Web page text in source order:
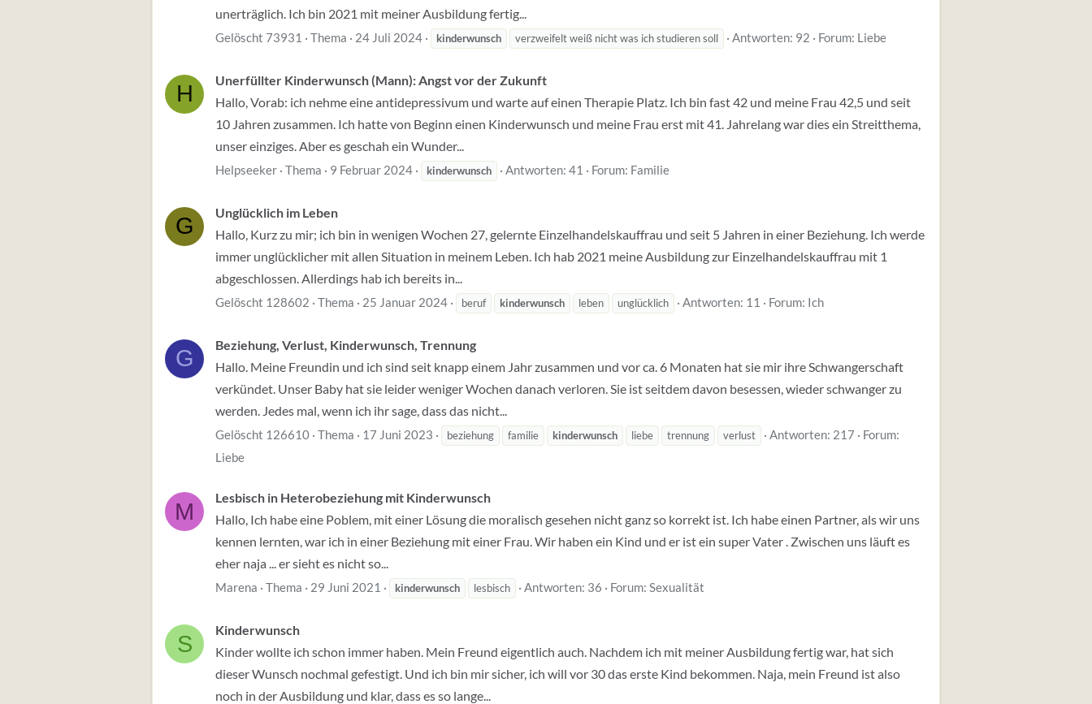
unerträglich. Ich bin 2021 mit meiner Ausbildung fertig...
Gelöscht 73931 Thema 24 Juli 2024 kinderwunsch verzweifelt weiß nicht was ich studieren soll Antworten: 92 Forum: Liebe
H
Unerfüllter Kinderwunsch (Mann): Angst vor der Zukunft
Hallo, Vorab: ich nehme eine antidepressivum und warte auf einen Therapie Platz. Ich bin fast 42 und meine Frau 42,5 und seit
10 Jahren zusammen. Ich hatte von Beginn einen Kinderwunsch und meine Frau erst mit 41. Jahrelang war dies ein Streitthema,
unser einziges. Aber es geschah ein Wunder...
Helpseeker Thema 9 Februar 2024 kinderwunsch Antworten: 41 Forum: Familie
G
Unglücklich im Leben
Hallo, Kurz zu mir; ich bin in wenigen Wochen 27, gelernte Einzelhandelskauffrau und seit 5 Jahren in einer Beziehung. Ich werde
immer unglücklicher mit allen Situation in meinem Leben. Ich hab 2021 meine Ausbildung zur Einzelhandelskauffrau mit 1
abgeschlossen. Allerdings hab ich bereits in...
Gelöscht 128602 Thema 25 Januar 2024 beruf kinderwunsch leben unglücklich Antworten: 11 Forum: Ich
G
Beziehung, Verlust, Kinderwunsch, Trennung
Hallo. Meine Freundin und ich sind seit knapp einem Jahr zusammen und vor ca. 6 Monaten hat sie mir ihre Schwangerschaft
verkündet. Unser Baby hat sie leider weniger Wochen danach verloren. Sie ist seitdem davon besessen, wieder schwanger zu
werden. Jedes mal, wenn ich ihr sage, dass das nicht...
Gelöscht 126610 Thema 17 Juni 2023 beziehung familie kinderwunsch liebe trennung verlust Antworten: 217
Forum:
Liebe
M
Lesbisch in Heterobeziehung mit Kinderwunsch
Hallo, Ich habe eine Poblem, mit einer Lösung die moralisch gesehen nicht ganz so korrekt ist. Ich habe einen Partner, als wir uns
kennen lernten, war ich in einer Beziehung mit einer Frau. Wir haben ein Kind und er ist ein super Vater . Zwischen uns läuft es
eher naja ... er sieht es nicht so...
Marena Thema 29 Juni 2021 kinderwunsch lesbisch Antworten: 36 Forum: Sexualität
S
Kinderwunsch
Kinder wollte ich schon immer haben. Mein Freund eigentlich auch. Nachdem ich mit meiner Ausbildung fertig war, hat sich
dieser Wunsch nochmal gefestigt. Und ich bin mir sicher, ich will vor 30 das erste Kind bekommen. Naja, mein Freund ist also
noch in der Ausbildung und klar, dass es so lange...